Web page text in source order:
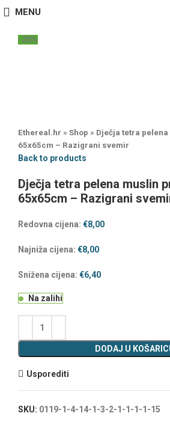
MENU
-20%
Ethereal.hr » Shop » Dječja tetra
65x65cm – Razigrani svemir
Back to products
Dječja tetra pelena muslin
65x65cm – Razigrani
Redovna cijena: €8,00
Najniža cijena: €8,00
Snižena cijena: €6,40
Na zalihi
DODAJ U
Usporediti
SKU: 0119-1-4-14-1-3-2-1-1-1-1-15